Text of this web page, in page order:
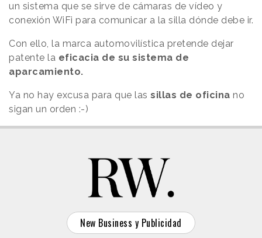
un sistema que se sirve de cámaras de vídeo y
conexión WiFi para comunicar a la silla dónde debe ir.
Con ello, la marca automovilística pretende dejar
patente la eficacia de su sistema de
aparcamiento.
Ya no hay excusa para que las sillas de oficina no
sigan un orden :-)
New Business y Publicidad